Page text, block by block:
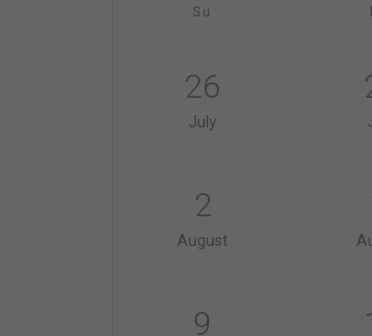
Su
26
July
2
August
9